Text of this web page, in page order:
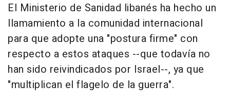
El Ministerio de Sanidad libanés ha hecho un
llamamiento a la comunidad internacional
para que adopte una "postura firme" con
respecto a estos ataques --que todavía no
han sido reivindicados por Israel--, ya que
"multiplican el flagelo de la guerra".